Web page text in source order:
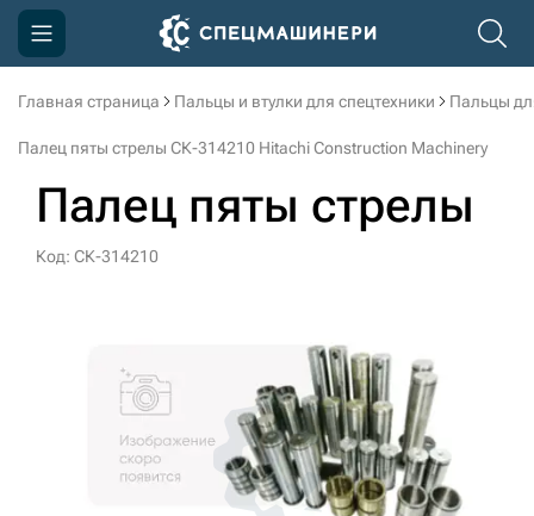
Главная страница Пальцы и втулки для спецтехники Пальцы
Палец пяты стрелы СК-314210 Hitachi Construction Machinery
Палец пяты стрелы
Код: СК-314210
Компания
Доставка и оплата
Информация
3D тур по производству
3D тур по складам